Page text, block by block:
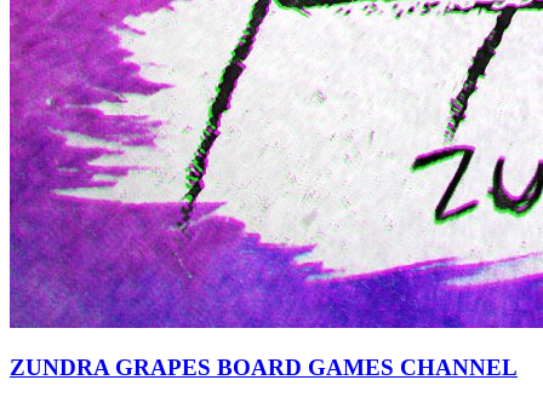
ZUNDRA GRAPES BOARD GAMES CHANNEL